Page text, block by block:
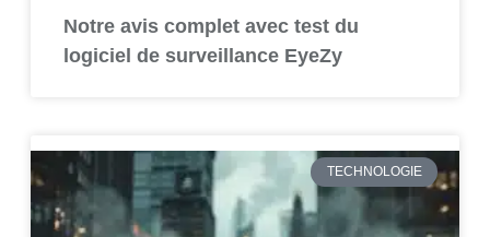
Notre avis complet avec test du
logiciel de surveillance EyeZy
TECHNOLOGIE